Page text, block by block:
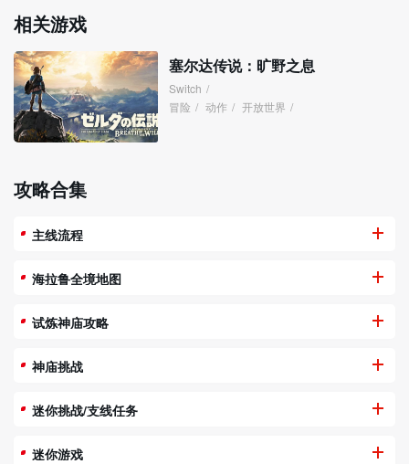
相关游戏
塞尔达传说：旷野之息
Switch /
冒险 / 动作 / 开放世界 /
攻略合集
主线流程
海拉鲁全境地图
试炼神庙攻略
神庙挑战
迷你挑战/支线任务
迷你游戏